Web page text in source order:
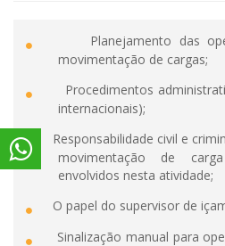
Planejamento das
movimentação de cargas;
Procedimentos
internacionais);
Responsabilidade civil e
movimentação de
envolvidos nesta atividade;
O papel do supervisor de
Sinalização manual para